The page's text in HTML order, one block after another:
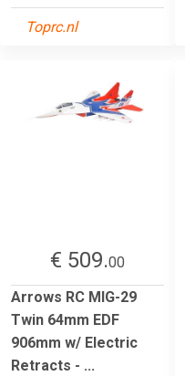
Toprc.nl
€ 509.00
Arrows RC MIG-29
Twin 64mm EDF
906mm w/ Electric
Retracts - ...